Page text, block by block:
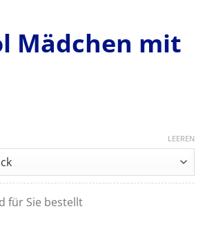
Mädchen mit
LEEREN
für Sie bestellt